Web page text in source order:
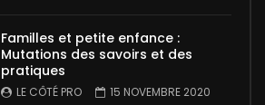
Familles et petite enfance :
Mutations des savoirs et des
pratiques
LE CÔTÉ PRO 15 NOVEMBRE 2020